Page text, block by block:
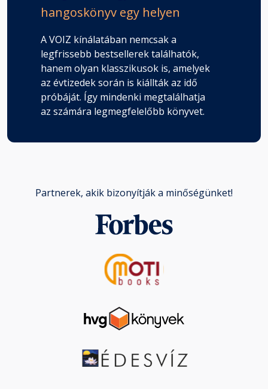
hangoskönyv egy helyen
A VOIZ kínálatában nemcsak a
legfrissebb bestsellerek találhatók,
hanem olyan klasszikusok is, amelyek
az évtizedek során is kiállták az idő
próbáját. Így mindenki megtalálhatja
az számára legmegfelelőbb könyvet.
Partnerek, akik bizonyítják a minőségünket!